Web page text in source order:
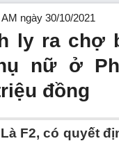
ngày 30/10/2021
ly ra chợ
nữ ở
đồng
Là F2, có quyết